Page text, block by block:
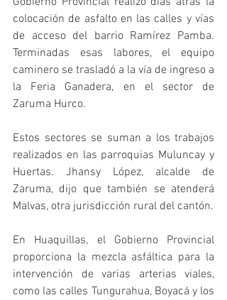
colocación de asfalto en las calles y vías
de acceso del barrio Ramírez Pamba.
Terminadas esas labores, el equipo
caminero se trasladó a la vía de ingreso a
la Feria Ganadera, en el sector de
Zaruma Hurco.
Estos sectores se suman a los trabajos
realizados en las parroquias Muluncay y
Huertas. Jhansy López, alcalde de
Zaruma, dijo que también se atenderá
Malvas, otra jurisdicción rural del cantón.
En Huaquillas, el Gobierno Provincial
proporciona la mezcla asfáltica para la
intervención de varias arterias viales,
como las calles Tungurahua, Boyacá y los